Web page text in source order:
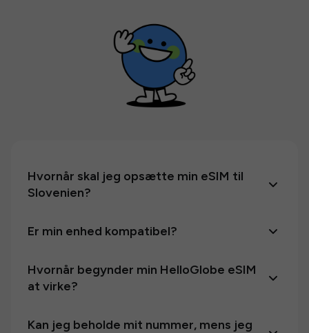
Hvornår skal jeg opsætte min eSIM til
Slovenien?
Er min enhed kompatibel?
Hvornår begynder min HelloGlobe eSIM
at virke?
Kan jeg beholde mit nummer, mens jeg